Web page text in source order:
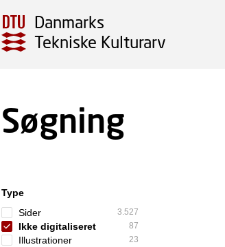
Danmarks
Tekniske Kulturarv
Søgning
Type
Sider
3.527
Ikke digitaliseret 87
Illustrationer 23